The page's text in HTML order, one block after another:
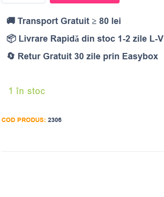
🚚 Transport Gratuit ≥ 80 lei
📦 Livrare Rapidă din stoc 1-2 zile L-V
🔄 Retur Gratuit 30 zile prin Easybox
1 în stoc
COD PRODUS: 2306